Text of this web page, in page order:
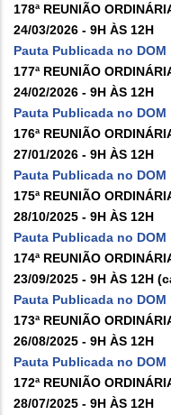
178ª REUNIÃO
24/03/2026 - 9H ÀS 12H
Pauta Publicada no DOM
177ª REUNIÃO
24/02/2026 - 9H ÀS 12H
Pauta Publicada no DOM
176ª REUNIÃO
27/01/2026 - 9H ÀS 12H
Pauta Publicada no DOM
175ª REUNIÃO
28/10/2025 - 9H ÀS 12H
Pauta Publicada no DOM
174ª REUNIÃO
23/09/2025 - 9H ÀS 12H
Pauta Publicada no DOM
173ª REUNIÃO
26/08/2025 - 9H ÀS 12H
Pauta Publicada no DOM
172ª REUNIÃO
28/07/2025 - 9H ÀS 12H